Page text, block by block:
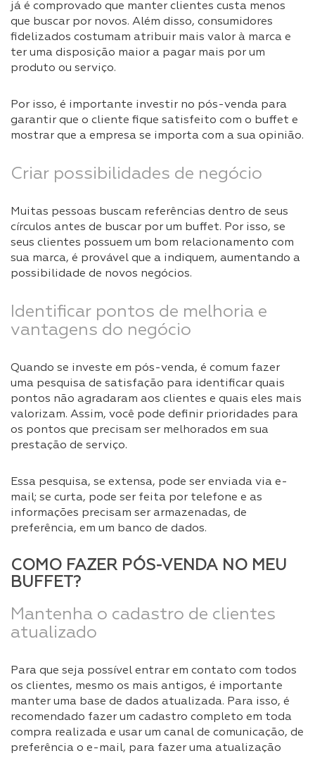
já é comprovado que manter clientes custa menos
que buscar por novos. Além disso, consumidores
fidelizados costumam atribuir mais valor à marca e
ter uma disposição maior a pagar mais por um
produto ou serviço.
Por isso, é importante investir no pós-venda para
garantir que o cliente fique satisfeito com o buffet e
mostrar que a empresa se importa com a sua opinião.
Criar possibilidades de negócio
Muitas pessoas buscam referências dentro de seus
círculos antes de buscar por um buffet. Por isso, se
seus clientes possuem um bom relacionamento com
sua marca, é provável que a indiquem, aumentando a
possibilidade de novos negócios.
Identificar pontos de melhoria e
vantagens do negócio
Quando se investe em pós-venda, é comum fazer
uma pesquisa de satisfação para identificar quais
pontos não agradaram aos clientes e quais eles mais
valorizam. Assim, você pode definir prioridades para
os pontos que precisam ser melhorados em sua
prestação de serviço.
Essa pesquisa, se extensa, pode ser enviada via e-
mail; se curta, pode ser feita por telefone e as
informações precisam ser armazenadas, de
preferência, em um banco de dados.
COMO FAZER PÓS-VENDA NO MEU
BUFFET?
Mantenha o cadastro de clientes
atualizado
Para que seja possível entrar em contato com todos
os clientes, mesmo os mais antigos, é importante
manter uma base de dados atualizada. Para isso, é
recomendado fazer um cadastro completo em toda
compra realizada e usar um canal de comunicação, de
preferência o e-mail, para fazer uma atualização